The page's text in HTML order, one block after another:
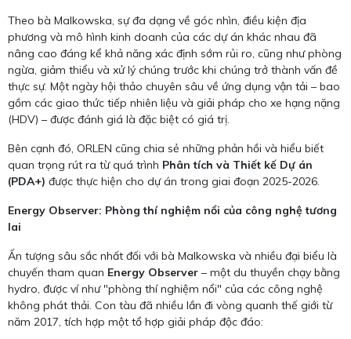
Theo bà Malkowska, sự đa dạng về góc nhìn, điều kiện địa
phương và mô hình kinh doanh của các dự án khác nhau đã
nâng cao đáng kể khả năng xác định sớm rủi ro, cũng như phòng
ngừa, giảm thiểu và xử lý chúng trước khi chúng trở thành vấn đề
thực sự. Một ngày hội thảo chuyên sâu về ứng dụng vận tải – bao
gồm các giao thức tiếp nhiên liệu và giải pháp cho xe hạng nặng
(HDV) – được đánh giá là đặc biệt có giá trị.
Bên cạnh đó, ORLEN cũng chia sẻ những phản hồi và hiểu biết
quan trọng rút ra từ quá trình Phân tích và Thiết kế Dự án
(PDA+) được thực hiện cho dự án trong giai đoạn 2025-2026.
Energy Observer: Phòng thí nghiệm nổi của công nghệ tương
lai
Ấn tượng sâu sắc nhất đối với bà Malkowska và nhiều đại biểu là
chuyến tham quan Energy Observer – một du thuyền chạy bằng
hydro, được ví như "phòng thí nghiệm nổi" của các công nghệ
không phát thải. Con tàu đã nhiều lần đi vòng quanh thế giới từ
năm 2017, tích hợp một tổ hợp giải pháp độc đáo: